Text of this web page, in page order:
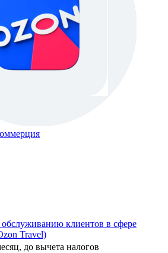
клиентов в сфере
Travel)
до вычета налогов